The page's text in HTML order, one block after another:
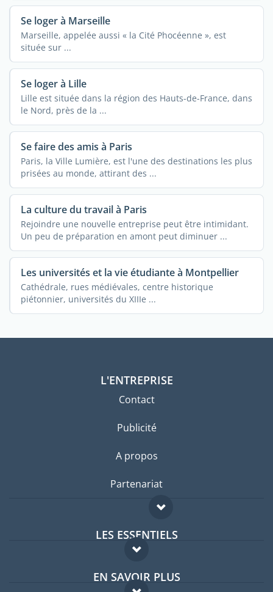
Se loger à Marseille
Marseille, appelée aussi « la Cité Phocéenne », est
située sur ...
Se loger à Lille
Lille est située dans la région des Hauts-de-France, dans
le Nord, près de la ...
Se faire des amis à Paris
Paris, la Ville Lumière, est l'une des destinations les plus
prisées au monde, attirant des ...
La culture du travail à Paris
Rejoindre une nouvelle entreprise peut être intimidant.
Un peu de préparation en amont peut diminuer ...
Les universités et la vie étudiante à Montpellier
Cathédrale, rues médiévales, centre historique
piétonnier, universités du XIIIe ...
L'ENTREPRISE
Contact
Publicité
A propos
Partenariat
LES ESSENTIELS
Forum expatriés
Guides pays
EN SAVOIR PLUS